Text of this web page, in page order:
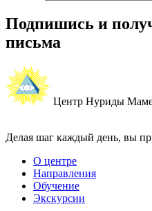
Подпишись и
письма
Центр Нуриды
Делая шаг каждый день, вы
О центре
Направления
Обучение
Экскурсии